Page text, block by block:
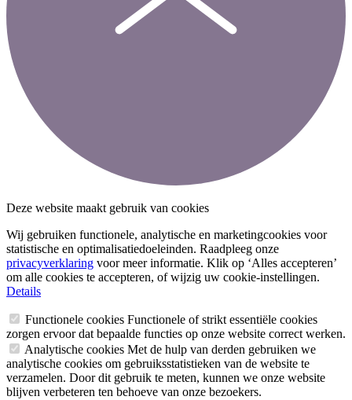
Deze website maakt gebruik van cookies
Wij gebruiken functionele, analytische en marketingcookies voor
statistische en optimalisatiedoeleinden. Raadpleeg onze
privacyverklaring voor meer informatie. Klik op ‘Alles accepteren’
om alle cookies te accepteren, of wijzig uw cookie-instellingen.
Details
Functionele cookies Functionele of strikt essentiële cookies
zorgen ervoor dat bepaalde functies op onze website correct werken.
Analytische cookies Met de hulp van derden gebruiken we
analytische cookies om gebruiksstatistieken van de website te
verzamelen. Door dit gebruik te meten, kunnen we onze website
blijven verbeteren ten behoeve van onze bezoekers.